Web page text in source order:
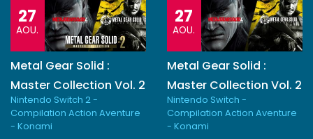
27
AOU.
Metal Gear Solid :
Master Collection Vol. 2
Nintendo Switch 2 -
Compilation Action Aventure
- Konami
27
AOU.
Metal Gear Solid :
Master Collection Vol. 2
Nintendo Switch -
Compilation Action Aventure
- Konami